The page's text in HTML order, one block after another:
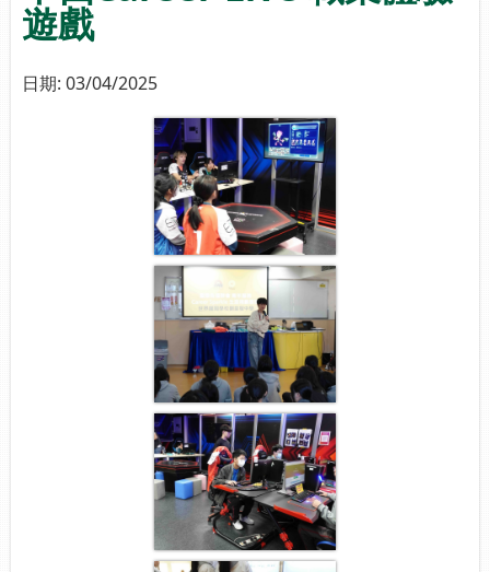
遊戲
日期: 03/04/2025